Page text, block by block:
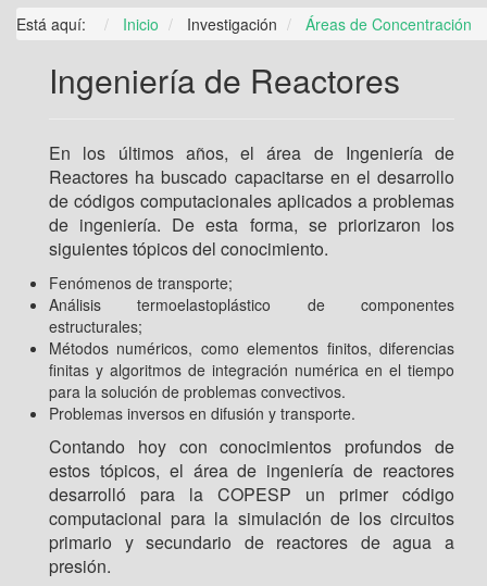
Está aquí: Inicio Investigación Áreas de Concentración
Ingeniería de Reactores
En los últimos años, el área de Ingeniería de
Reactores ha buscado capacitarse en el desarrollo
de códigos computacionales aplicados a problemas
de ingeniería. De esta forma, se priorizaron los
siguientes tópicos del conocimiento.
Fenómenos de transporte;
Análisis termoelastoplástico de componentes
estructurales;
Métodos numéricos, como elementos finitos, diferencias
finitas y algoritmos de integración numérica en el tiempo
para la solución de problemas convectivos.
Problemas inversos en difusión y transporte.
Contando hoy con conocimientos profundos de
estos tópicos, el área de ingeniería de reactores
desarrolló para la COPESP un primer código
computacional para la simulación de los circuitos
primario y secundario de reactores de agua a
presión.